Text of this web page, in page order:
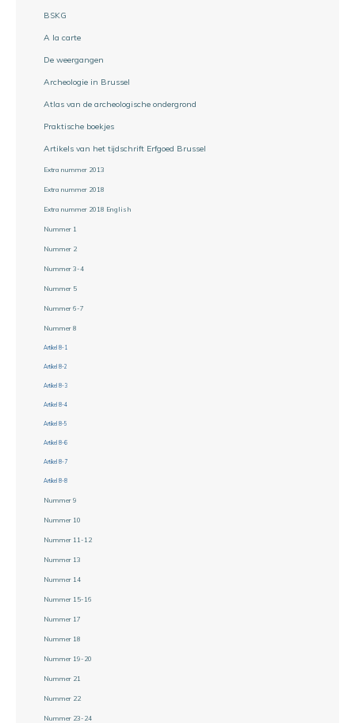
BSKG
A la carte
De weergangen
Archeologie in Brussel
Atlas van de archeologische ondergrond
Praktische boekjes
Artikels van het tijdschrift Erfgoed Brussel
Extra nummer 2013
Extra nummer 2018
Extra nummer 2018 English
Nummer 1
Nummer 2
Nummer 3-4
Nummer 5
Nummer 6-7
Nummer 8
Artikel 8-1
Artikel 8-2
Artikel 8-3
Artikel 8-4
Artikel 8-5
Artikel 8-6
Artikel 8-7
Artikel 8-8
Nummer 9
Nummer 10
Nummer 11-12
Nummer 13
Nummer 14
Nummer 15-16
Nummer 17
Nummer 18
Nummer 19-20
Nummer 21
Nummer 22
Nummer 23-24